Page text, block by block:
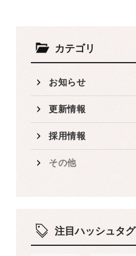
カテゴリ
お知らせ
更新情報
採用情報
その他
注目ハッシュタグ